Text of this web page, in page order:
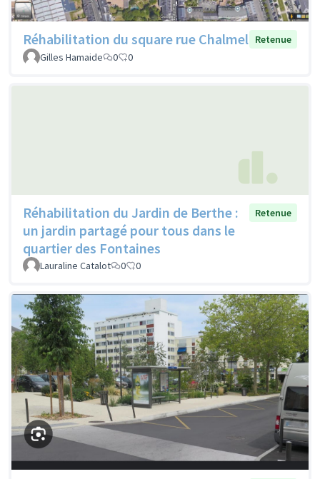
Réhabilitation du square rue Chalmel Retenue
Gilles Hamaide
0 0
Réhabilitation du Jardin de Berthe :
un jardin partagé pour tous dans le
quartier des Fontaines
Retenue
Lauraline Catalot 0 0